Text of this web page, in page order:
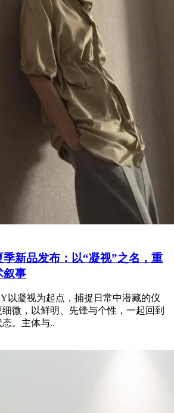
季新品发布：以“凝视”之名，重
叙事
以凝视为起点，捕捉日常中潜藏的仪
微，以鲜明、先锋与个性，一起回到
。主体与..